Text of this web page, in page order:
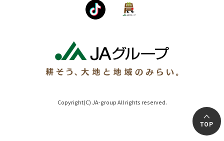
Copyright(C) JA-group All rights reserved.
TOP